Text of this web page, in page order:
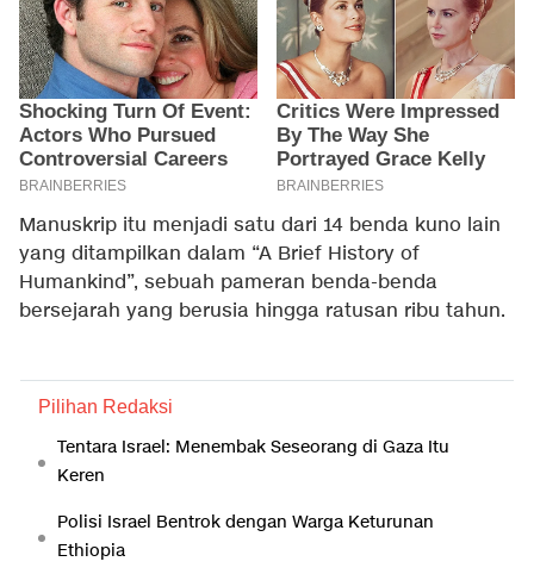
Manuskrip itu menjadi satu dari 14 benda kuno lain
yang ditampilkan dalam “A Brief History of
Humankind”, sebuah pameran benda-benda
bersejarah yang berusia hingga ratusan ribu tahun.
Pilihan Redaksi
Tentara Israel: Menembak Seseorang di Gaza Itu
Keren
Polisi Israel Bentrok dengan Warga Keturunan
Ethiopia